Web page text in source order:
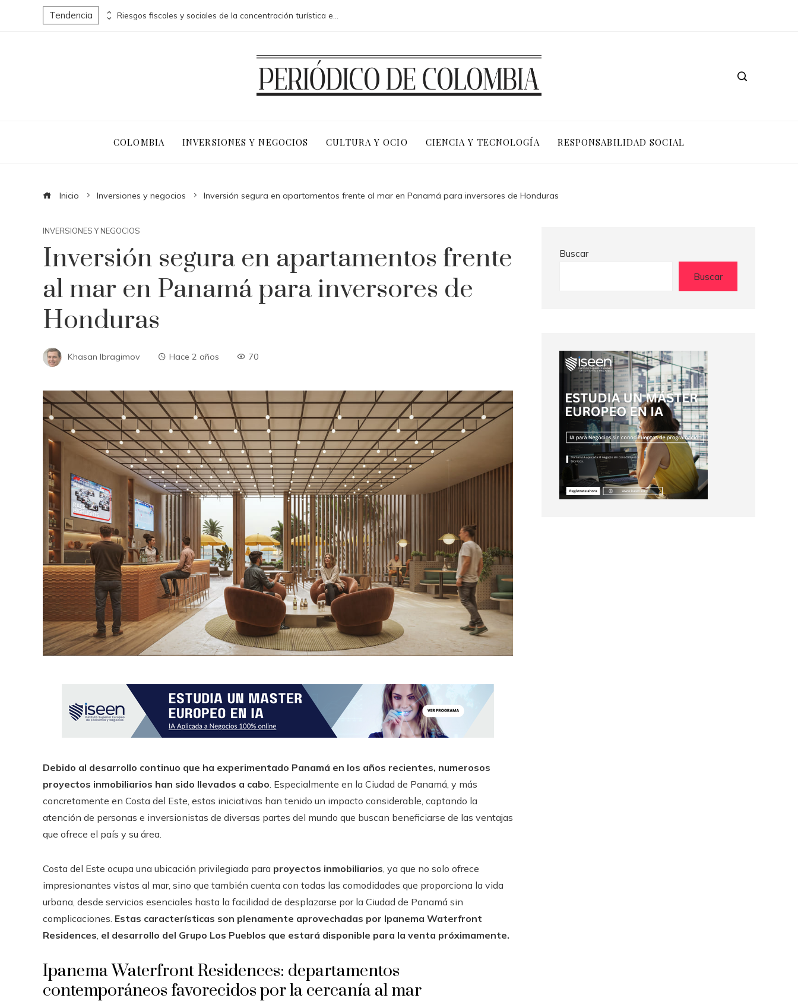
Tendencia Microbiota intestinal: un ecosistema complejo que protege tu salud
COLOMBIA INVERSIONES Y NEGOCIOS CULTURA Y OCIO CIENCIA Y TECNOLOGÍA RESPONSABILIDAD SOCIAL
Inicio Inversiones y negocios Inversión segura en apartamentos frente al mar en Panamá para inversores de Honduras
INVERSIONES Y NEGOCIOS
Inversión segura en apartamentos frente
al mar en Panamá para inversores de
Honduras
Khasan Ibragimov Hace 2 años 70
Debido al desarrollo continuo que ha experimentado Panamá en los años recientes, numerosos
proyectos inmobiliarios han sido llevados a cabo . Especialmente en la Ciudad de Panamá, y más
concretamente en Costa del Este, estas iniciativas han tenido un impacto considerable, captando la
atención de personas e inversionistas de diversas partes del mundo que buscan beneficiarse de las ventajas
que ofrece el país y su área.
Costa del Este ocupa una ubicación privilegiada para proyectos inmobiliarios , ya que no solo ofrece
impresionantes vistas al mar, sino que también cuenta con todas las comodidades que proporciona la vida
urbana, desde servicios esenciales hasta la facilidad de desplazarse por la Ciudad de Panamá sin
complicaciones. Estas características son plenamente aprovechadas por Ipanema Waterfront
Residences el desarrollo del Grupo Los Pueblos que estará disponible para la venta próximamente.
Ipanema Waterfront Residences: departamentos
contemporáneos favorecidos por la cercanía al mar
Buscar
Buscar